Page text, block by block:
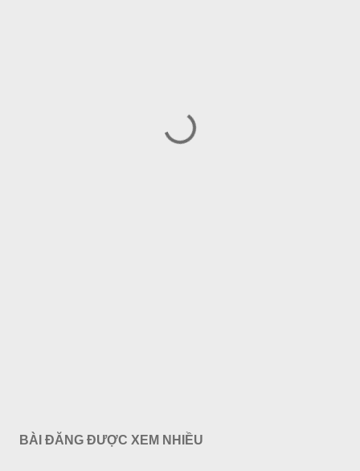
BÀI ĐĂNG ĐƯỢC XEM NHIỀU